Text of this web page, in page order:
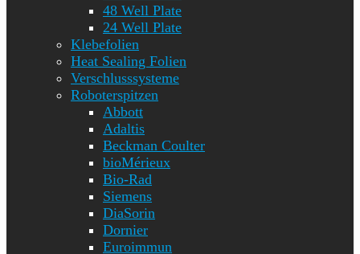
48 Well Plate
24 Well Plate
Klebefolien
Heat Sealing Folien
Verschlusssysteme
Roboterspitzen
Abbott
Adaltis
Beckman Coulter
bioMérieux
Bio-Rad
Siemens
DiaSorin
Dornier
Euroimmun